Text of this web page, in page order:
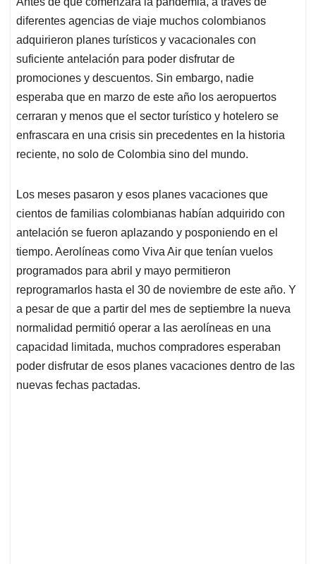
s
A
p
p
b
o
o
k
e
d
I
n
l
a
d
s
diferentes agencias de viaje muchos colombianos
adquirieron planes turísticos y vacacionales con
suficiente antelación para poder disfrutar de
promociones y descuentos. Sin embargo, nadie
esperaba que en marzo de este año los aeropuertos
cerraran y menos que el sector turístico y hotelero se
enfrascara en una crisis sin precedentes en la historia
reciente, no solo de Colombia sino del mundo.
Los meses pasaron y esos planes vacaciones que
cientos de familias colombianas habían adquirido con
antelación se fueron aplazando y posponiendo en el
tiempo. Aerolíneas como Viva Air que tenían vuelos
programados para abril y mayo permitieron
reprogramarlos hasta el 30 de noviembre de este año. Y
a pesar de que a partir del mes de septiembre la nueva
normalidad permitió operar a las aerolíneas en una
capacidad limitada, muchos compradores esperaban
poder disfrutar de esos planes vacaciones dentro de las
nuevas fechas pactadas.